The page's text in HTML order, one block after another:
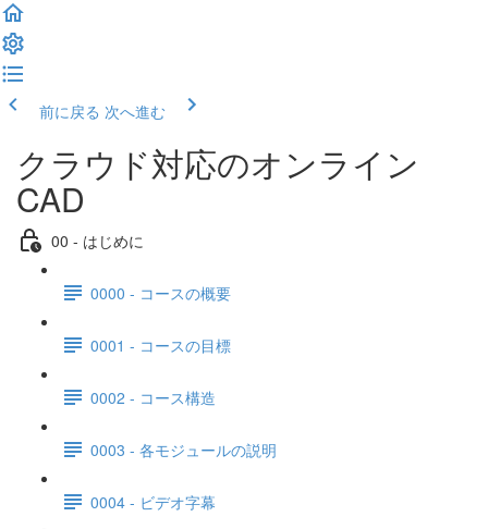
前に戻る 次へ進む
クラウド対応のオンライン
CAD
00 - はじめに
0000 - コースの概要
0001 - コースの目標
0002 - コース構造
0003 - 各モジュールの説明
0004 - ビデオ字幕